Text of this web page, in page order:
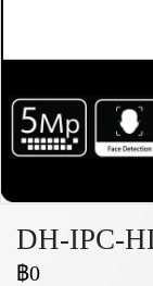
DH-IPC-
฿0